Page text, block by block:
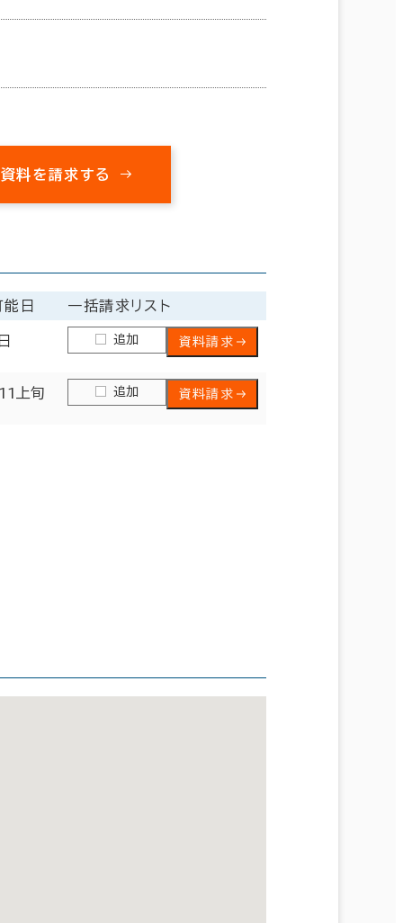
料を請求する
日 一括請求リスト
追加 資料請求
上旬 追加 資料請求